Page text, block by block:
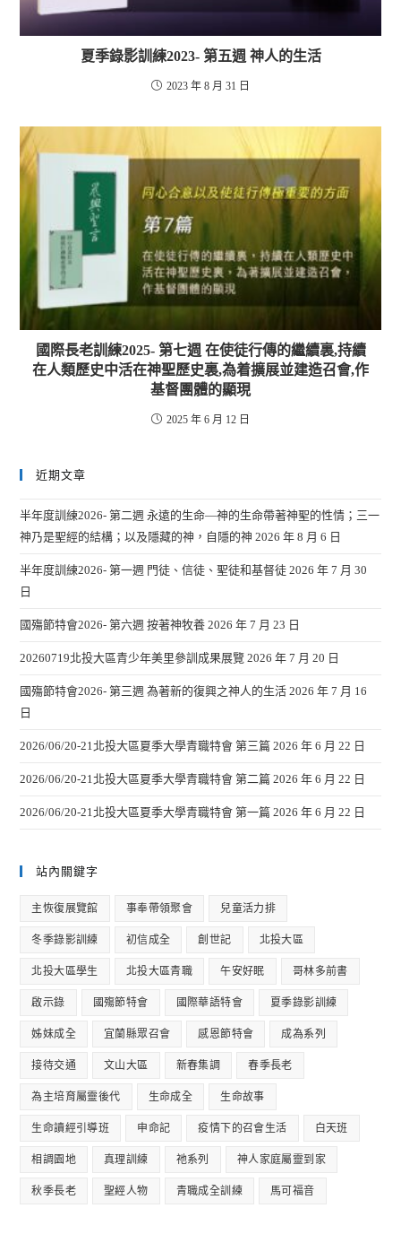
夏季錄影訓練2023- 第五週 神人的生活
2023 年 8 月 31 日
國際長老訓練2025- 第七週 在使徒行傳的繼續裏,持續
在人類歷史中活在神聖歷史裏,為着擴展並建造召會,作
基督團體的顯現
2025 年 6 月 12 日
近期文章
半年度訓練2026- 第二週 永遠的生命—神的生命帶著神聖的性情；三一
神乃是聖經的結構；以及隱藏的神，自隱的神 2026 年 8 月 6 日
半年度訓練2026- 第一週 門徒、信徒、聖徒和基督徒 2026 年 7 月 30
日
國殤節特會2026- 第六週 按著神牧養 2026 年 7 月 23 日
20260719北投大區青少年美里參訓成果展覽 2026 年 7 月 20 日
國殤節特會2026- 第三週 為著新的復興之神人的生活 2026 年 7 月 16
日
2026/06/20-21北投大區夏季大學青職特會 第三篇 2026 年 6 月 22 日
2026/06/20-21北投大區夏季大學青職特會 第二篇 2026 年 6 月 22 日
2026/06/20-21北投大區夏季大學青職特會 第一篇 2026 年 6 月 22 日
站內關鍵字
主恢復展覽館 事奉帶領聚會 兒童活力排
冬季錄影訓練 初信成全 創世記 北投大區
北投大區學生 北投大區青職 午安好眠 哥林多前書
啟示錄 國殤節特會 國際華語特會 夏季錄影訓練
姊妹成全 宜蘭縣眾召會 感恩節特會 成為系列
接待交通 文山大區 新春集調 春季長老
為主培育屬靈後代 生命成全 生命故事
生命讀經引導班 申命記 疫情下的召會生活 白天班
相調園地 真理訓練 祂系列 神人家庭屬靈到家
秋季長老 聖經人物 青職成全訓練 馬可福音